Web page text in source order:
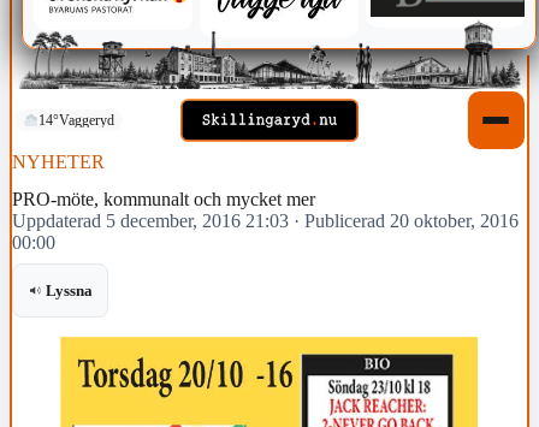
14°Vaggeryd
NYHETER
PRO-möte, kommunalt och mycket mer
Uppdaterad 5 december, 2016 21:03 · Publicerad 20 oktober, 2016
00:00
Lyssna